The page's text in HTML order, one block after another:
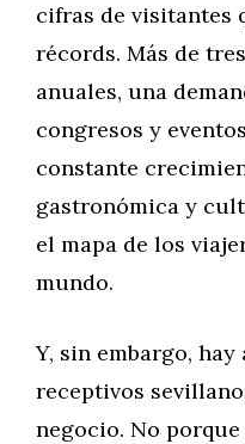
cifras de visitantes
récords. Más de
anuales, una
congresos y
constante
gastronómica y
el mapa de los
mundo.
Y, sin embargo,
receptivos
negocio. No